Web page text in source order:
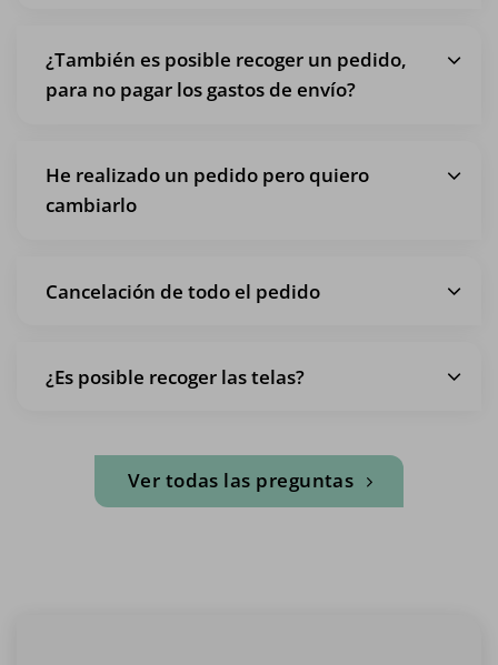
¿También es posible recoger un pedido,
para no pagar los gastos de envío?
He realizado un pedido pero quiero
cambiarlo
Cancelación de todo el pedido
¿Es posible recoger las telas?
Ver todas las preguntas